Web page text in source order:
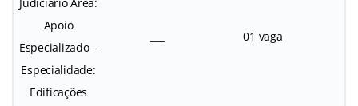
Apoio
Especializado –
Especialidade:
Edificações
01 vaga